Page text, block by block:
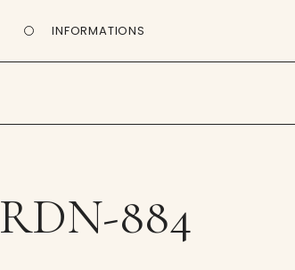
INFORMATIONS
RDN-884